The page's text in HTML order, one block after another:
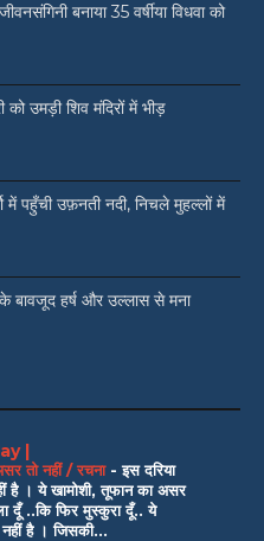
बनाया 35 वर्षीया विधवा को
को उमड़ी शिव मंदिरों में भीड़
में पहुँची उफ़नती नदी, निचले मुहल्लों में
बावजूद हर्ष और उल्लास से मना
|
तो नहीं / रचना -इस दरिया
है । ये खामोशी, तूफान का असर
दूँ ..कि फिर मुस्कुरा दूँ.. ये
है । जिसकी...